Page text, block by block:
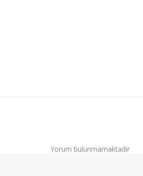
Yorum bulunmamaktadır